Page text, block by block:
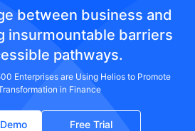
between business and
insurmountable barriers
pathways.
Enterprises are Using Helios to Promote
in Finance
Free Trial